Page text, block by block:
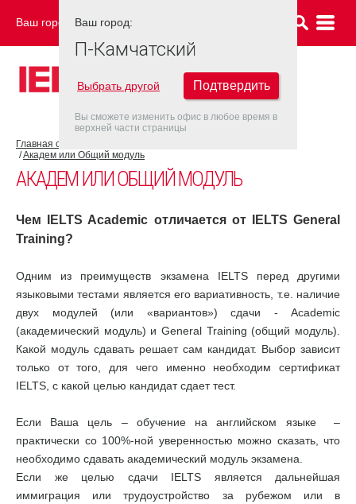
Ваш город: П-КАМЧАТСКИЙ
Главная страница
Академ или Общий модуль
АКАДЕМ ИЛИ ОБЩИЙ МОДУЛЬ
Чем IELTS Academic отличается от IELTS General
Training?
Одним из преимуществ экзамена IELTS перед другими
языковыми тестами является его вариативность, т.е. наличие
двух модулей (или «вариантов») сдачи - Academic
(академический модуль) и General Training (общий модуль).
Какой модуль сдавать решает сам кандидат. Выбор зависит
только от того, для чего именно необходим сертификат
IELTS, с какой целью кандидат сдает тест.
Если Ваша цель – обучение на английском языке –
практически со 100%-ной уверенностью можно сказать, что
необходимо сдавать академический модуль экзамена.
Если же целью сдачи IELTS является дальнейшая
иммиграция или трудоустройство за рубежом или в
Ваш город:
П-Камчатский
Выбрать другой Подтвердить
Вы сможете изменить офис в любое время в
верхней части страницы